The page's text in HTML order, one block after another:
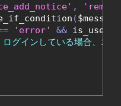
,
($message
'error' &&
グインしている場合、エラ